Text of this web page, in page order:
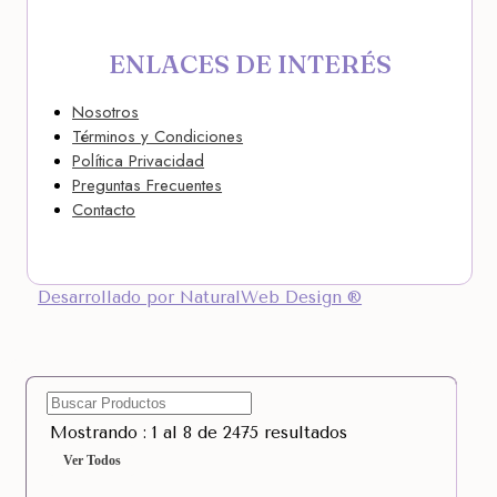
ENLACES DE INTERÉS
Nosotros
Términos y Condiciones
Política Privacidad
Preguntas Frecuentes
Contacto
Desarrollado por NaturalWeb Design ®
Mostrando : 1 al 8 de 2475 resultados
Ver Todos